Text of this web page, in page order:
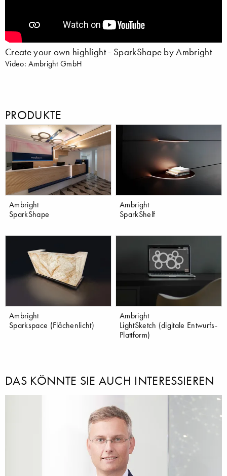
Create your own highlight - SparkShape by Ambright
Video: Ambright GmbH
PRODUKTE
Ambright
SparkShape
Ambright
SparkShelf
Ambright
Sparkspace (Flächenlicht)
Ambright
LightSketch (digitale Entwurfs-
Plattform)
DAS KÖNNTE SIE AUCH INTERESSIEREN